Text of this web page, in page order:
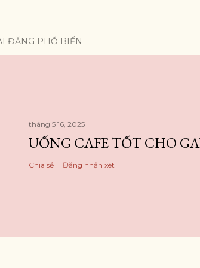
ĐĂNG PHỔ BIẾN
tháng 5 16, 2025
UỐNG CAFE TỐT CHO
Chia sẻ Đăng nhận xét